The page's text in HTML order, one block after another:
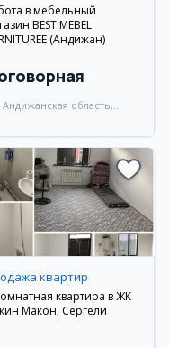
в мебельный
BEST MEBEL
(Андижан)
Андижанская область,
квартир
квартира в ЖК
Макон, Сергели